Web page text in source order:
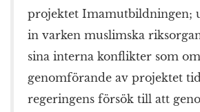
projektet Imamutbildningen;
in varken muslimska
sina interna konflikter som
genomförande av projektet
regeringens försök till att